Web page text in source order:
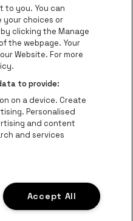
TiktokYoutube
deel vanbe•at
2170 Antwerpen
2170 Antwerpen
- RPR Antwerpen
2200 4925 0067 - BIC:
my cookiesPrivacy
to you. You can
your choices or
clicking the Manage
the webpage. Your
Website. For more
to provide:
on a device. Create
Personalised
and content
and services
Accept All